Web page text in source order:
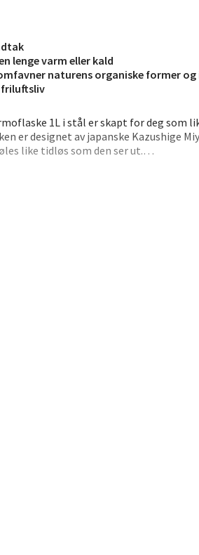
lenge varm eller kald
naturens organiske former
1L i stål er skapt for deg som
er designet av japanske Kazushige
like tidløs som den ser ut.
på 1 liter og solid dobbeltvegget
Mo i